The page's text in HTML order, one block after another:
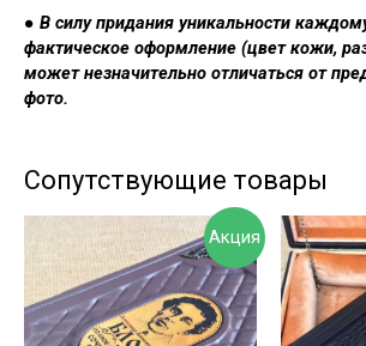
● В силу придания уникальности
фактическое оформление (цвет кожи,
может незначительно отличаться от
фото.
Сопутствующие товары
Акция